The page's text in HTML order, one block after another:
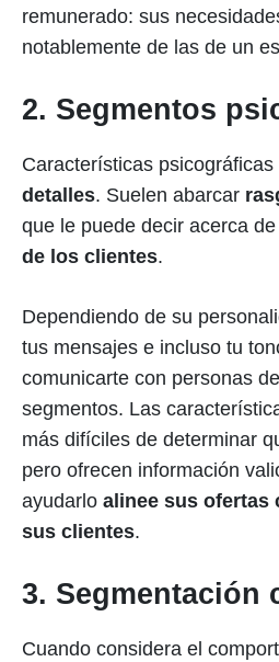
remunerado: sus
notablemente de las de un
2. Segmentos
Características psicográficas
detalles. Suelen abarcar
que le puede decir acerca de
de los clientes.
Dependiendo de su
tus mensajes e incluso tu
comunicarte con personas
segmentos. Las
más difíciles de determinar
pero ofrecen información
ayudarlo alinee sus ofertas
sus clientes.
3. Segmentación
Cuando considera el